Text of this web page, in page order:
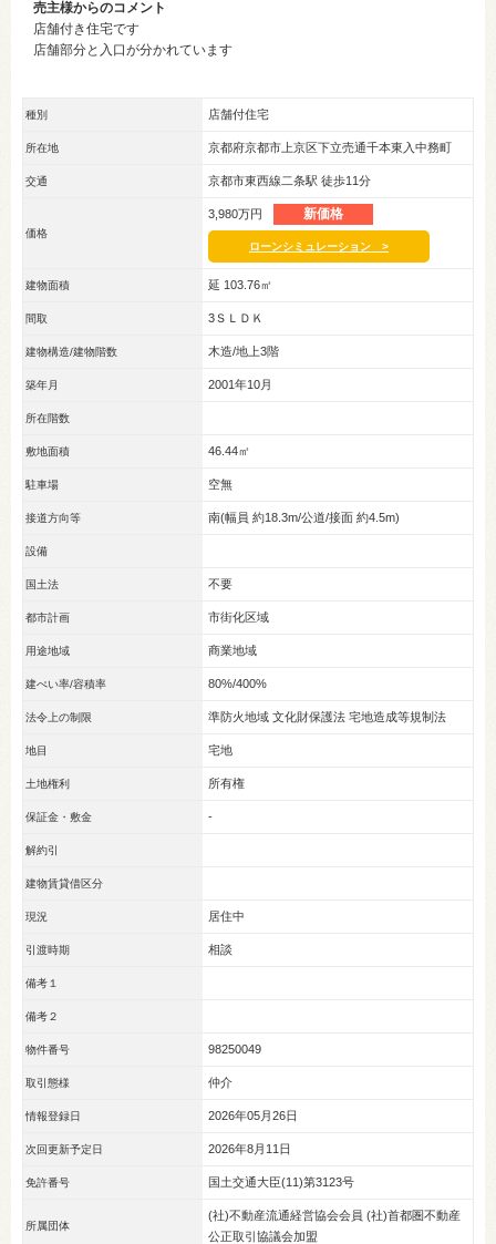
売主様からのコメント
店舗付き住宅です
店舗部分と入口が分かれています
種別 店舗付住宅
所在地 京都府京都市上京区下立売通千本東入中務町
交通 京都市東西線二条駅 徒歩11分
価格
3,980万円 新価格
ローンシミュレーション >
建物面積 延 103.76㎡
間取 3ＳＬＤＫ
建物構造/建物階数 木造/地上3階
築年月 2001年10月
所在階数
敷地面積 46.44㎡
駐車場 空無
接道方向等 南(幅員 約18.3m/公道/接面 約4.5m)
設備
国土法 不要
都市計画 市街化区域
用途地域 商業地域
建ぺい率/容積率 80%/400%
法令上の制限 準防火地域 文化財保護法 宅地造成等規制法
地目 宅地
土地権利 所有権
保証金・敷金 -
解約引
建物賃貸借区分
現況 居住中
引渡時期 相談
備考１
備考２
物件番号 98250049
取引態様 仲介
情報登録日 2026年05月26日
次回更新予定日 2026年8月11日
免許番号 国土交通大臣(11)第3123号
所属団体
(社)不動産流通経営協会会員 (社)首都圏不動産
公正取引協議会加盟